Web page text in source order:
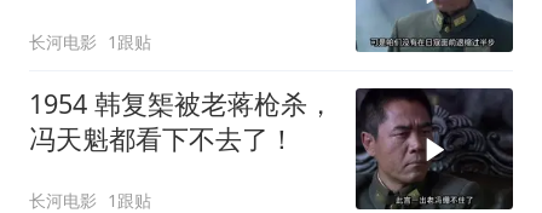
长河电影 1跟贴
1954 韩复榘被老蒋枪杀，
冯天魁都看下不去了！
长河电影 1跟贴